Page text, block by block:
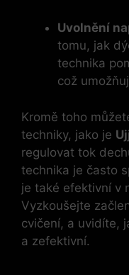
Uvolnění‍
tomu, jak
technika
což
Kromě toho
techniky, jako je
‌regulovat​ tok
⁣technika‌ je často
je také ‌efektivní v
Vyzkoušejte
cvičení, ​a ‌uvidíte,
a zefektivní.